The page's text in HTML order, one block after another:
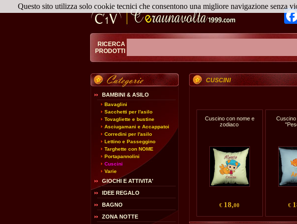
RICERCA
PRODOTTI
BAMBINI & ASILO
Bavaglini
Sacchetti per l'asilo
Tovagliette e bustine
Asciugamani e Accappatoi
Corredini per l'asilo
Lettino e Passeggino
Targhette con NOME
Portapannolini
Cuscini
Varie
GIOCHI E ATTIVITA'
IDEE REGALO
BAGNO
ZONA NOTTE
CUSCINI
Cuscino con nome e
zodiaco
€ 18,00
Cuscino
€
Questo sito utilizza solo cookie tecnici che consentono una migliore navigazione senza